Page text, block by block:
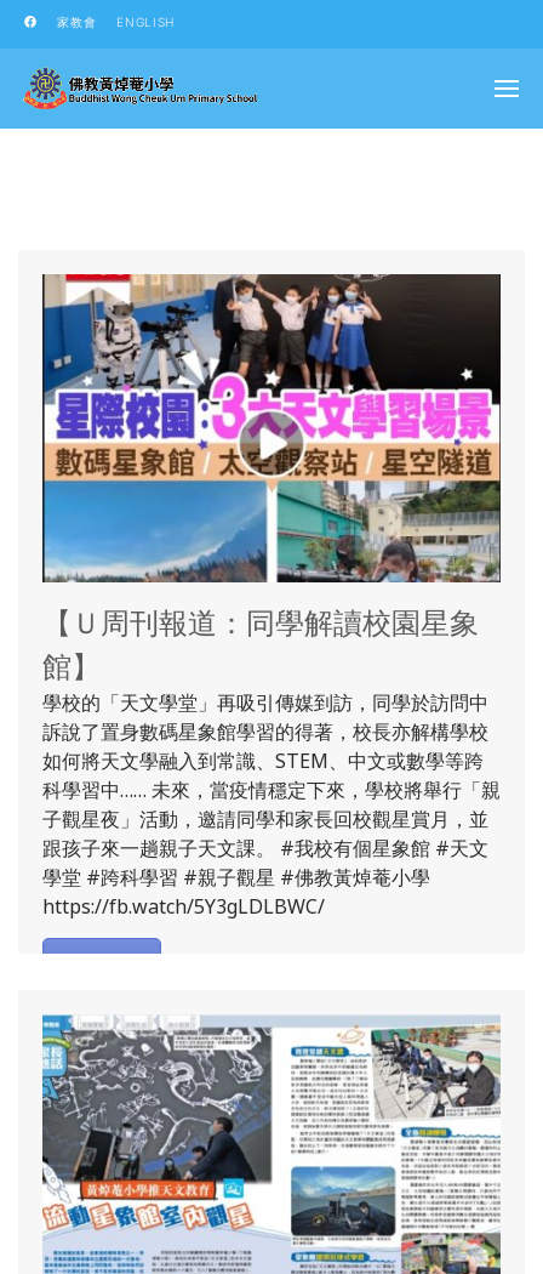
家教會 ENGLISH
【Ｕ周刊報道：同學解讀校園星象
館】
學校的「天文學堂」再吸引傳媒到訪，同學於訪問中
訴說了置身數碼星象館學習的得著，校長亦解構學校
如何將天文學融入到常識、STEM、中文或數學等跨
科學習中…… 未來，當疫情穩定下來，學校將舉行「親
子觀星夜」活動，邀請同學和家長回校觀星賞月，並
跟孩子來一趟親子天文課。 #我校有個星象館 #天文
學堂 #跨科學習 #親子觀星 #佛教黃焯菴小學
https://fb.watch/5Y3gLDLBWC/